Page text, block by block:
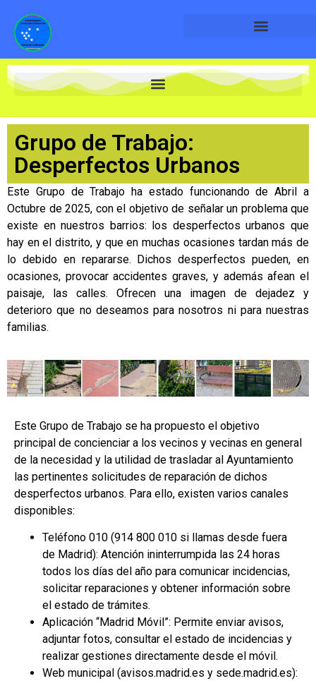
Grupo de Trabajo:
Desperfectos Urbanos
Este Grupo de Trabajo ha estado funcionando de Abril a
Octubre de 2025, con el objetivo de señalar un problema que
existe en nuestros barrios: los desperfectos urbanos que
hay en el distrito, y que en muchas ocasiones tardan más de
lo debido en repararse. Dichos desperfectos pueden, en
ocasiones, provocar accidentes graves, y además afean el
paisaje, las calles. Ofrecen una imagen de dejadez y
deterioro que no deseamos para nosotros ni para nuestras
familias.
Este Grupo de Trabajo se ha propuesto el objetivo
principal de concienciar a los vecinos y vecinas en general
de la necesidad y la utilidad de trasladar al Ayuntamiento
las pertinentes solicitudes de reparación de dichos
desperfectos urbanos. Para ello, existen varios canales
disponibles:
Teléfono 010 (914 800 010 si llamas desde fuera
de Madrid): Atención ininterrumpida las 24 horas
todos los días del año para comunicar incidencias,
solicitar reparaciones y obtener información sobre
el estado de trámites.​
Aplicación “Madrid Móvil”: Permite enviar avisos,
adjuntar fotos, consultar el estado de incidencias y
realizar gestiones directamente desde el móvil.​
Web municipal (avisos.madrid.es y sede.madrid.es):